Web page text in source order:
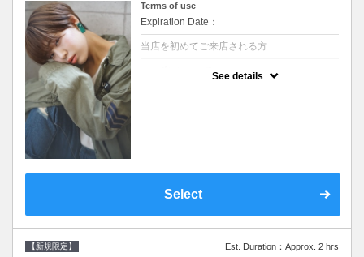
Terms of use
Expiration Date：
当店を初めてご来店される方
See details
Select
【新規限定】 Est. Duration：Approx. 2 hrs